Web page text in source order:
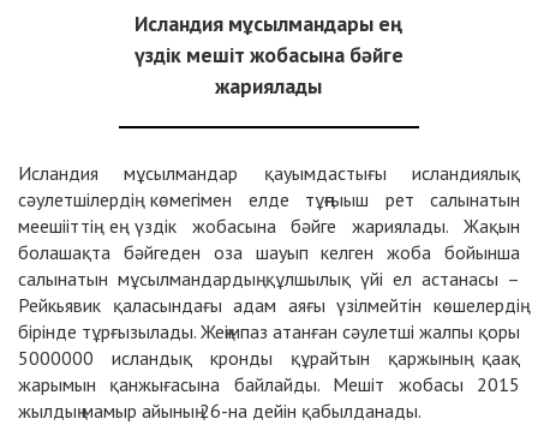
Исландия мұсылмандары ең
үздік мешіт жобасына бәйге
жариялады
Исландия мұсылмандар қауымдастығы исландиялық
сәулетшілердің көмегімен елде тұңғыыш рет салынатын
меешііттің ең үздік жобасына бәйге жариялады. Жақын
болашақта бәйгеден оза шауып келген жоба бойынша
салынатын мұсылмандардың құлшылық үйі ел астанасы –
Рейкьявик қаласындағы адам аяғы үзілмейтін көшелердің
бірінде тұрғызылады. Жеңімпаз атанған сәулетші жалпы қоры
5000000 исландық кронды құрайтын қаржының қаақ
жарымын қанжығасына байлайды. Мешіт жобасы 2015
жылдың мамыр айының 26-на дейін қабылданады.